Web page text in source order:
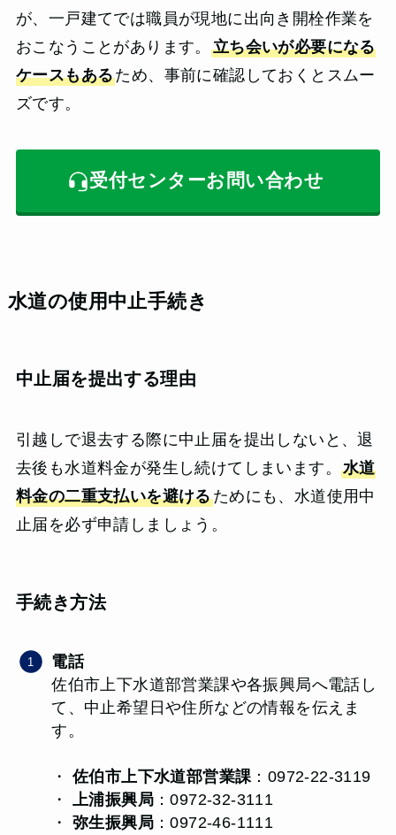
が、一戸建てでは職員が現地に出向き開栓作業を
おこなうことがあります。 立ち会いが必要になる
ケースもあるため、事前に確認しておくとスムー
ズです。
受付センターお問い合わせ
水道の使用中止手続き
中止届を提出する理由
引越しで退去する際に中止届を提出しないと、退
去後も水道料金が発生し続けてしまいます。 水道
料金の二重支払いを避けるためにも、水道使用中
止届を必ず申請しましょう。
手続き方法
電話
佐伯市上下水道部営業課や各振興局へ電話し
て、中止希望日や住所などの情報を伝えま
す。
・ 佐伯市上下水道部営業課 ：0972-22-3119
・
上浦振興局 ：0972-32-3111
・弥生振興局 ：0972-46-1111